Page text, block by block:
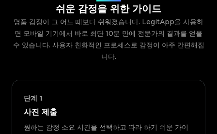
쉬운 감정을 위한 가이드
명품 감정이 그 어느 때보다 쉬워졌습니다. LegitApp을 사용하
면 모바일 기기에서 바로 최단 10분 만에 전문가의 결과를 얻을
수 있습니다. 사용자 친화적인 프로세스로 감정이 아주 간편해집
니다.
단계 1
사진 제출
원하는 감정 소요 시간을 선택하고 따라 하기 쉬운 가이